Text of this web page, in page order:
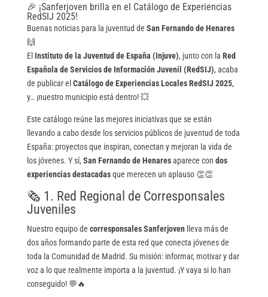
🎉 ¡Sanferjoven brilla en el Catálogo de Experiencias
RedSIJ 2025!
Buenas noticias para la juventud de San Fernando de Henares
🙌
El Instituto de la Juventud de España (Injuve), junto con la Red
Española de Servicios de Información Juvenil (RedSIJ), acaba
de publicar el Catálogo de Experiencias Locales RedSIJ 2025,
y… ¡nuestro municipio está dentro! 💥
Este catálogo reúne las mejores iniciativas que se están
llevando a cabo desde los servicios públicos de juventud de toda
España: proyectos que inspiran, conectan y mejoran la vida de
los jóvenes. Y sí, San Fernando de Henaresaparece con dos
experiencias destacadasque merecen un aplauso 👏👏
🗞️ 1. Red Regional de Corresponsales
Juveniles
Nuestro equipo de corresponsales Sanferjovenlleva más de
dos años formando parte de esta red que conecta jóvenes de
toda la Comunidad de Madrid. Su misión: informar, motivar y dar
voz a lo que realmente importa a la juventud. ¡Y vaya si lo han
conseguido! 💬🔥